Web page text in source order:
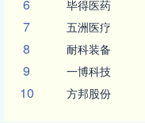
6 毕得医药
7 五洲医疗
8 耐科装备
9 一博科技
10 方邦股份